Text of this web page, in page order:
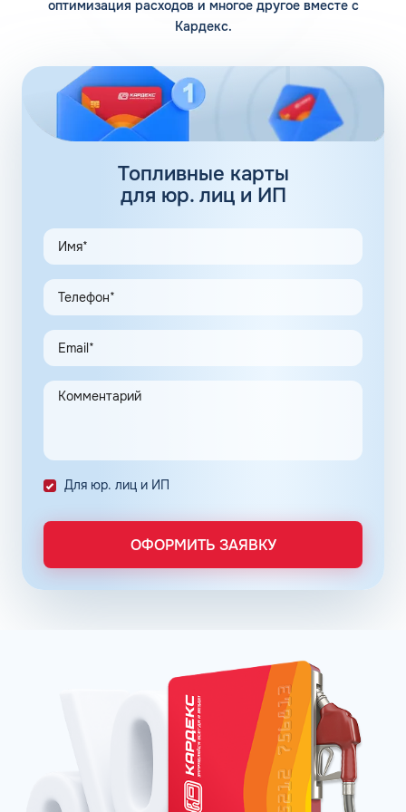
Помимо 12 собственных заправочных станций, у
обеспечивают дополнительные 100 АЗС. Сеть
заправочных станций локализуется сразу в нескольких
регионах, планируется выход на федеральный уровень.
Топливные карты Флеш:
заправки
АЗС Флеш в Вяземском Хабаровского края предлагает
удобные схемы работы для коммерческих клиентов.
Доступны топливные карты Флеш для юридических лиц.
Экономия и качество сервиса, предоставляемого для
клиентов в рамках данной программы, привлекают
предпринимателей. Заправочные карты для ИП
значительно упрощают выполнение задач в области
транспортной логистики.
Автоматизация процессов транспортной логистики
помогает упростить работу сотрудников, сократить
количество поставленных задач и трудозатрат на их
Снизить расходы на топливо помогает контроль
расходов, который осуществляется в упрощенном
Систематизация и сбор информации в одном месте о
расходах водителей на заправках поможет выявить
недобросовестных сотрудников. Использование средств
компании в собственных интересах легко выявить, если
компании требуют экономии и тщательного контроля
Можно использовать топливные карты для оптовых
закупок топлива. Достаточно приобрести необходимое
количество литров качественного топлива на баланс
карты, чтобы воспользоваться ими в течение года, когда
это потребуется. Бизнес-процессы с топливными
оптимизация расходов и многое другое вместе с
Кардекс.
Топливные карты
для юр. лиц и ИП
Для юр. лиц и ИП
ОФОРМИТЬ ЗАЯВКУ